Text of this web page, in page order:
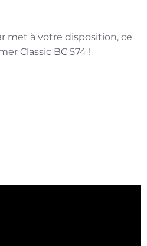
met à votre disposition, ce
Classic BC 574 !